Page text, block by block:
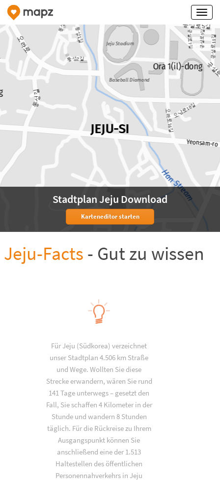
Stadtplan Jeju Download
Karteneditor starten
Jeju-Facts - Gut zu wissen
Für Jeju (Südkorea) verzeichnet
unser Stadtplan 4.506 km Straße
und Wege. Wollten Sie diese
Strecke erwandern, wären Sie rund
141 Tage unterwegs – gesetzt den
Fall, Sie schaffen 4 Kilometer in der
Stunde und wandern 8 Stunden
täglich. Für die Rückreise zu Ihrem
Ausgangspunkt können Sie
anschließend eine der 1.513
Haltestellen des öffentlichen
Personennahverkehrs in Jeju